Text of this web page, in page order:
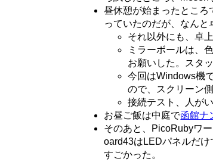
昼休憩が始まったところ
っていたのだが、なんと
それ以外にも、卓
ミラーボールは、
お願いした。スタ
今回はWindows機
ので、スクリーン
接続テスト、人が
お昼ご飯は中庭で函館ナ
そのあと、PicoRubyワ
oard43はLEDパネルだ
すごかった。